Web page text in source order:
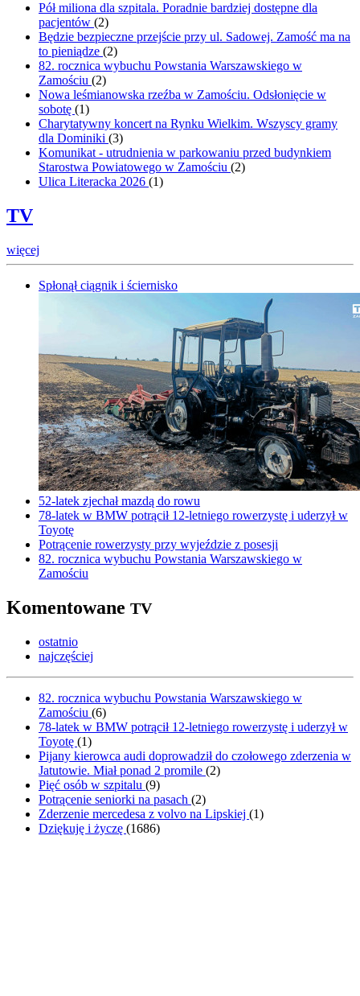
Pół miliona dla szpitala. Poradnie bardziej dostępne dla
pacjentów (2)
Będzie bezpieczne przejście przy ul. Sadowej. Zamość ma na
to pieniądze (2)
82. rocznica wybuchu Powstania Warszawskiego w
Zamościu (2)
Nowa leśmianowska rzeźba w Zamościu. Odsłonięcie w
sobotę (1)
Charytatywny koncert na Rynku Wielkim. Wszyscy gramy
dla Dominiki (3)
Komunikat - utrudnienia w parkowaniu przed budynkiem
Starostwa Powiatowego w Zamościu (2)
Ulica Literacka 2026 (1)
TV
więcej
Spłonął ciągnik i ściernisko
52-latek zjechał mazdą do rowu
78-latek w BMW potrącił 12-letniego rowerzystę i uderzył w
Toyotę
Potrącenie rowerzysty przy wyjeździe z posesji
82. rocznica wybuchu Powstania Warszawskiego w
Zamościu
Komentowane TV
ostatnio
najczęściej
82. rocznica wybuchu Powstania Warszawskiego w
Zamościu (6)
78-latek w BMW potrącił 12-letniego rowerzystę i uderzył w
Toyotę (1)
Pijany kierowca audi doprowadził do czołowego zderzenia w
Jatutowie. Miał ponad 2 promile (2)
Pięć osób w szpitalu (9)
Potrącenie seniorki na pasach (2)
Zderzenie mercedesa z volvo na Lipskiej (1)
Dziękuję i życzę (1686)